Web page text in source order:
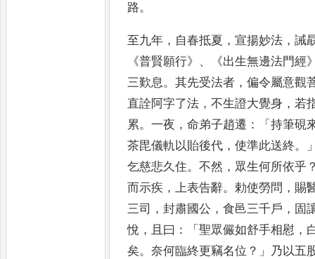
路。
至九年 ， 自春抵夏 ，宣揚妙法 ，誡
《普賢願行》、《出生無邊法門經
三歎息。其先受法者 ，偏令屬意觀
直詮阿字了法 ，不生證大覺身 ，若
累。一夜 ，命弟子趙遷 ：「持筆硯
茶毘儀軌以貽後代 ，使準此送終。
乞慈悲久住。不然 ， 眾生何所依乎
而示疾 ，上表告辭。勅使勞問 ， 賜
三司 ，封肅國公 ，食邑三千戶 ， 固
悅 ， 且曰 ：「聖眾儼如舒手相慰 ，
矣。奈何臨終更竊名位 ？」
乃以五